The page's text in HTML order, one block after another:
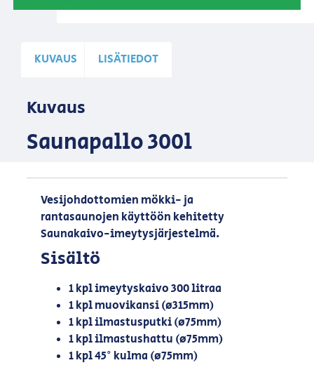
KUVAUS LISÄTIEDOT
Kuvaus
Saunapallo 300l
Vesijohdottomien mökki- ja
rantasaunojen käyttöön kehitetty
Saunakaivo-imeytysjärjestelmä.
Sisältö
1 kpl imeytyskaivo 300 litraa
1 kpl muovikansi (ø315mm)
1 kpl ilmastusputki (ø75mm)
1 kpl ilmastushattu (ø75mm)
1 kpl 45° kulma (ø75mm)